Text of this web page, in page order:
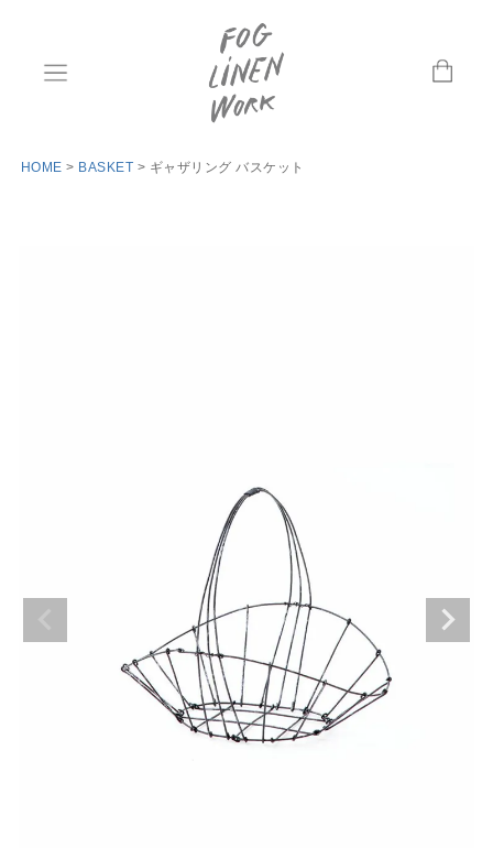
HOME BASKET ギャザリング バスケット